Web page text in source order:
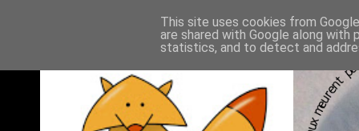
This site uses cookies from
are shared with Google along
statistics, and to detect and